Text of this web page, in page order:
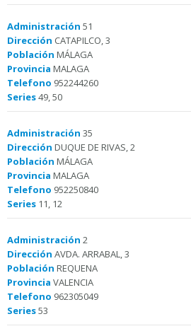
Administración 51
Dirección CATAPILCO, 3
Población MÁLAGA
Provincia MALAGA
Telefono 952244260
Series49, 50
Administración 35
Dirección DUQUE DE RIVAS, 2
Población MÁLAGA
Provincia MALAGA
Telefono 952250840
Series 11, 12
Administración 2
Dirección AVDA. ARRABAL, 3
Población REQUENA
Provincia VALENCIA
Telefono 962305049
Series53